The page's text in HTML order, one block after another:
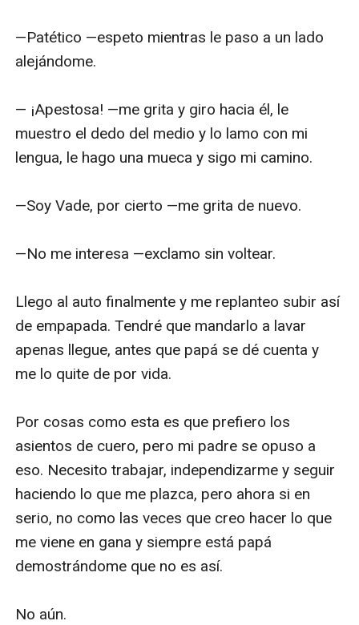
—Patético —espeto mientras le paso a un lado
alejándome.
— ¡Apestosa! —me grita y giro hacia él, le
muestro el dedo del medio y lo lamo con mi
lengua, le hago una mueca y sigo mi camino.
—Soy Vade, por cierto —me grita de nuevo.
—No me interesa —exclamo sin voltear.
Llego al auto finalmente y me replanteo subir así
de empapada. Tendré que mandarlo a lavar
apenas llegue, antes que papá se dé cuenta y
me lo quite de por vida.
Por cosas como esta es que prefiero los
asientos de cuero, pero mi padre se opuso a
eso. Necesito trabajar, independizarme y seguir
haciendo lo que me plazca, pero ahora si en
serio, no como las veces que creo hacer lo que
me viene en gana y siempre está papá
demostrándome que no es así.
No aún.